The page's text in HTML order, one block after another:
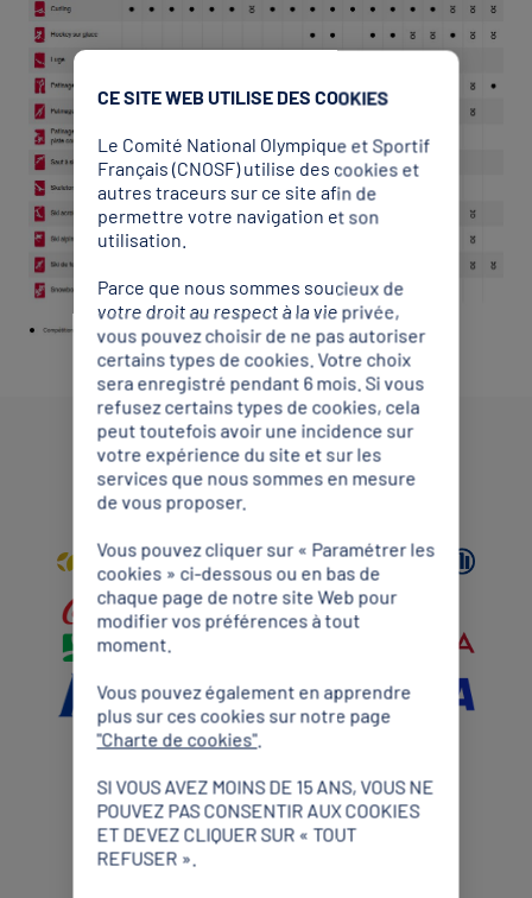
Partenaires Mondiaux
Partenaires Premium
CE SITE WEB UTILISE DES COOKIES
Le Comité National Olympique et Sportif
Français (CNOSF) utilise des cookies et
autres traceurs sur ce site afin de
permettre votre navigation et son
utilisation.
Parce que nous sommes soucieux de
votre droit au respect à la vie privée,
vous pouvez choisir de ne pas autoriser
certains types de cookies. Votre choix
sera enregistré pendant 6 mois. Si vous
refusez certains types de cookies, cela
peut toutefois avoir une incidence sur
votre expérience du site et sur les
services que nous sommes en mesure
de vous proposer.
Vous pouvez cliquer sur « Paramétrer les
cookies » ci-dessous ou en bas de
chaque page de notre site Web pour
modifier vos préférences à tout
moment.
Vous pouvez également en apprendre
plus sur ces cookies sur notre page
"Charte de cookies".
SI VOUS AVEZ MOINS DE 15 ANS, VOUS NE
POUVEZ PAS CONSENTIR AUX COOKIES
ET DEVEZ CLIQUER SUR « TOUT
REFUSER ».